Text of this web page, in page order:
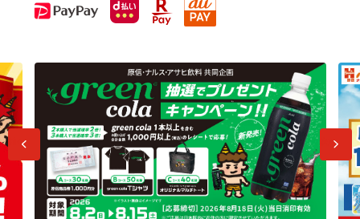
前へ 次へ